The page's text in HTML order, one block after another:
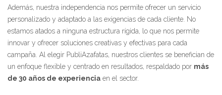
Además, nuestra independencia nos permite ofrecer un servicio
personalizado y adaptado a las exigencias de cada cliente. No
estamos atados a ninguna estructura rígida, lo que nos permite
innovar y ofrecer soluciones creativas y efectivas para cada
campaña. Al elegir PubliAzafatas, nuestros clientes se benefician de
un enfoque flexible y centrado en resultados, respaldado por más
de 30 años de experiencia en el sector.